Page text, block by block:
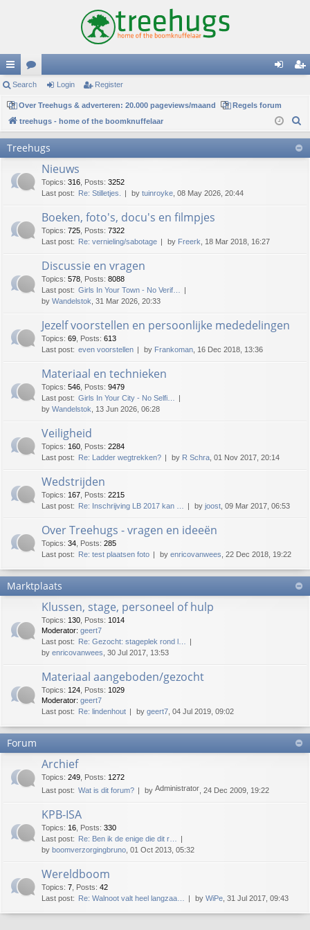
ui
ck
lin
ks
or
u
m
s
in
er
Search Login Register
Over Treehugs & adverteren: 20.000 pageviews/maand
Regels forum
treehugs - home of the boomknuffelaar
Treehugs
Nieuws
Topics: 316 Posts: 3252
Last post: Re: Stilletjes. by tuinroyke , 08 May 2026, 20:44
Boeken, foto's, docu's en filmpjes
Topics: 725 Posts: 7322
Last post: Re: vernieling/sabotage by Freerk , 18 Mar 2018, 16:27
Discussie en vragen
Topics: 578 Posts: 8088
Last post: Girls In Your Town - No Verif…
by Wandelstok , 31 Mar 2026, 20:33
Jezelf voorstellen en persoonlijke mededelingen
Topics: 69 Posts: 613
Last post: even voorstellen by Frankoman , 16 Dec 2018, 13:36
Materiaal en technieken
Topics: 546 Posts: 9479
Last post: Girls In Your City - No Selfi…
by Wandelstok , 13 Jun 2026, 06:28
Veiligheid
Topics: 160 Posts: 2284
Last post: Re: Ladder wegtrekken? by R Schra , 01 Nov 2017, 20:14
Wedstrijden
Topics: 167 Posts: 2215
Last post: Re: Inschrijving LB 2017 kan … by joost , 09 Mar 2017, 06:53
Over Treehugs - vragen en ideeën
Topics: 34 Posts: 285
Last post: Re: test plaatsen foto by enricovanwees , 22 Dec 2018, 19:22
Marktplaats
Klussen, stage, personeel of hulp
Topics: 130 Posts: 1014
Moderator: geert7
Last post: Re: Gezocht: stageplek rond l…
by enricovanwees , 30 Jul 2017, 13:53
Materiaal aangeboden/gezocht
Topics: 124 Posts: 1029
Moderator: geert7
Last post: Re: lindenhout by geert7 , 04 Jul 2019, 09:02
Forum
Archief
Topics: 249 Posts: 1272
Last post: Wat is dit forum? by Administrator , 24 Dec 2009, 19:22
KPB-ISA
Topics: 16 Posts: 330
Last post: Re: Ben ik de enige die dit r…
by boomverzorgingbruno , 01 Oct 2013, 05:32
Wereldboom
Topics: 7 Posts: 42
Last post: Re: Walnoot valt heel langzaa… by WiPe , 31 Jul 2017, 09:43